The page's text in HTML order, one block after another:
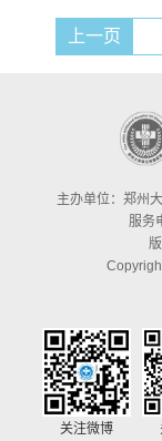
上一页
关注微博
主办单位：郑州
服务